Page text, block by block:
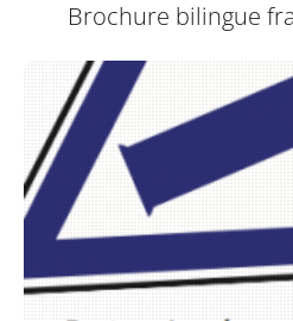
Brochure bilingue